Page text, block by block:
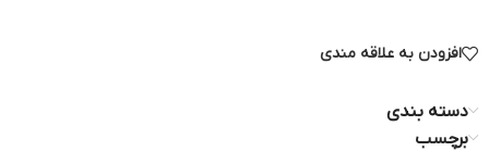
افزودن به علاقه مندی
دسته بندی
برچسب